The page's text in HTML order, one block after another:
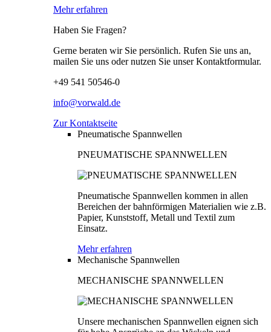
Mehr erfahren
Haben Sie Fragen?
Gerne beraten wir Sie persönlich. Rufen Sie uns an,
mailen Sie uns oder nutzen Sie unser Kontaktformular.
+49 541 50546-0
info@vorwald.de
Zur Kontaktseite
Pneumatische Spannwellen
PNEUMATISCHE SPANNWELLEN
Pneumatische Spannwellen kommen in allen
Bereichen der bahnförmigen Materialien wie z.B.
Papier, Kunststoff, Metall und Textil zum
Einsatz.
Mehr erfahren
Mechanische Spannwellen
MECHANISCHE SPANNWELLEN
Unsere mechanischen Spannwellen eignen sich